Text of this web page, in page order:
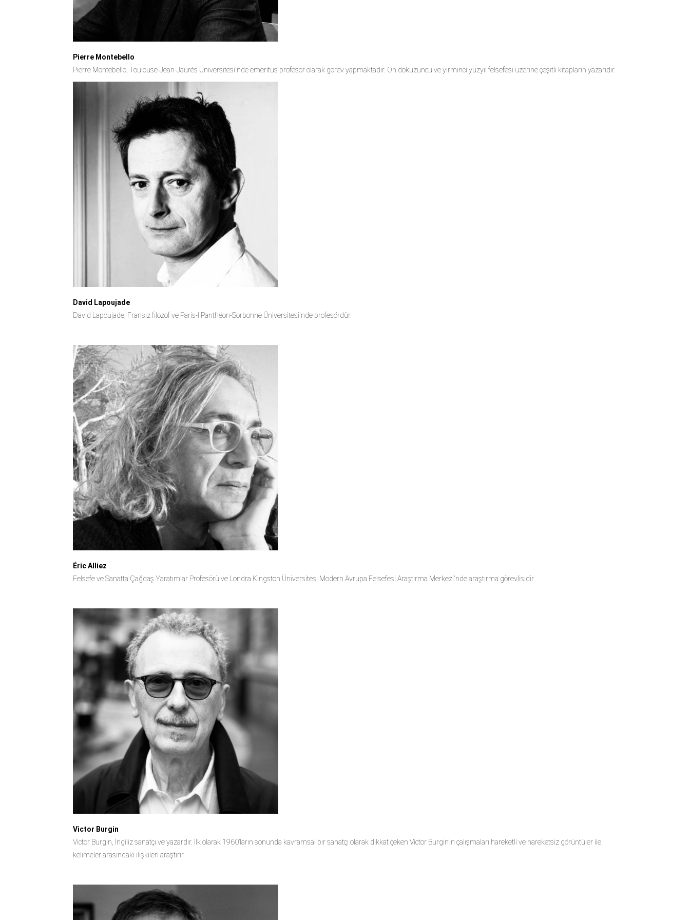
Pierre Montebello
Pierre Montebello, Toulouse-Jean-Jaurès Üniversitesi'nde emeritus profesör olarak görev yapmaktadır. On dokuzuncu ve yirminci yüzyıl felsefesi üzerine çeşitli kitapların yazarıdır.
David Lapoujade
David Lapoujade, Fransız filozof ve Paris-I Panthéon-Sorbonne Üniversitesi'nde profesördür.
Éric Alliez
Felsefe ve Sanatta Çağdaş Yaratımlar Profesörü ve Londra Kingston Üniversitesi Modern Avrupa Felsefesi Araştırma Merkezi'nde araştırma görevlisidir.
Victor Burgin
Victor Burgin, İngiliz sanatçı ve yazardır. İlk olarak 1960’ların sonunda kavramsal bir sanatçı olarak dikkat çeken Victor Burgin’in çalışmaları hareketli ve hareketsiz görüntüler ile
kelimeler arasındaki ilişkileri araştırır.